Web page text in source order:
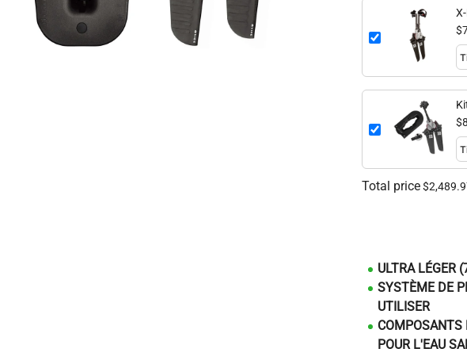
Total price
ULTRA LÉGER
SYSTÈME DE
UTILISER
COMPOSANTS
POUR L'EAU